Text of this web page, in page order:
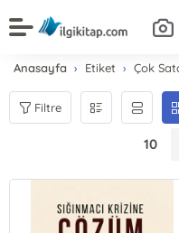
Anasayfa Etiket Çok
Filtre
10